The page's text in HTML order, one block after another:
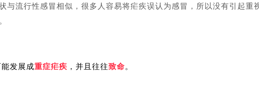
与流行性感冒相似，很多人容易将疟疾误认为感冒，所以没有引起重
发展成重症疟疾 ，并且往往致命。